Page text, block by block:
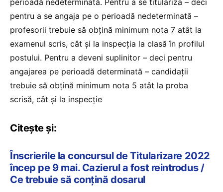
perioadă nedeterminată. Pentru a se titulariza – deci
pentru a se angaja pe o perioadă nedeterminată –
profesorii trebuie să obțină minimum nota 7 atât la
examenul scris, cât și la inspecția la clasă în profilul
postului. Pentru a deveni suplinitor – deci pentru
angajarea pe perioadă determinată – candidații
trebuie să obțină minimum nota 5 atât la proba
scrisă, cât și la inspecție
Citește și:
Înscrierile la concursul de Titularizare 2022
încep pe 9 mai. Cazierul a fost reintrodus /
Ce trebuie să conțină dosarul